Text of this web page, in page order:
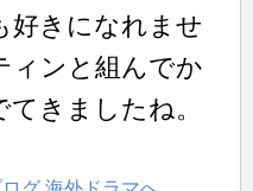
好きになれませ
ィンと組んでか
きましたね。